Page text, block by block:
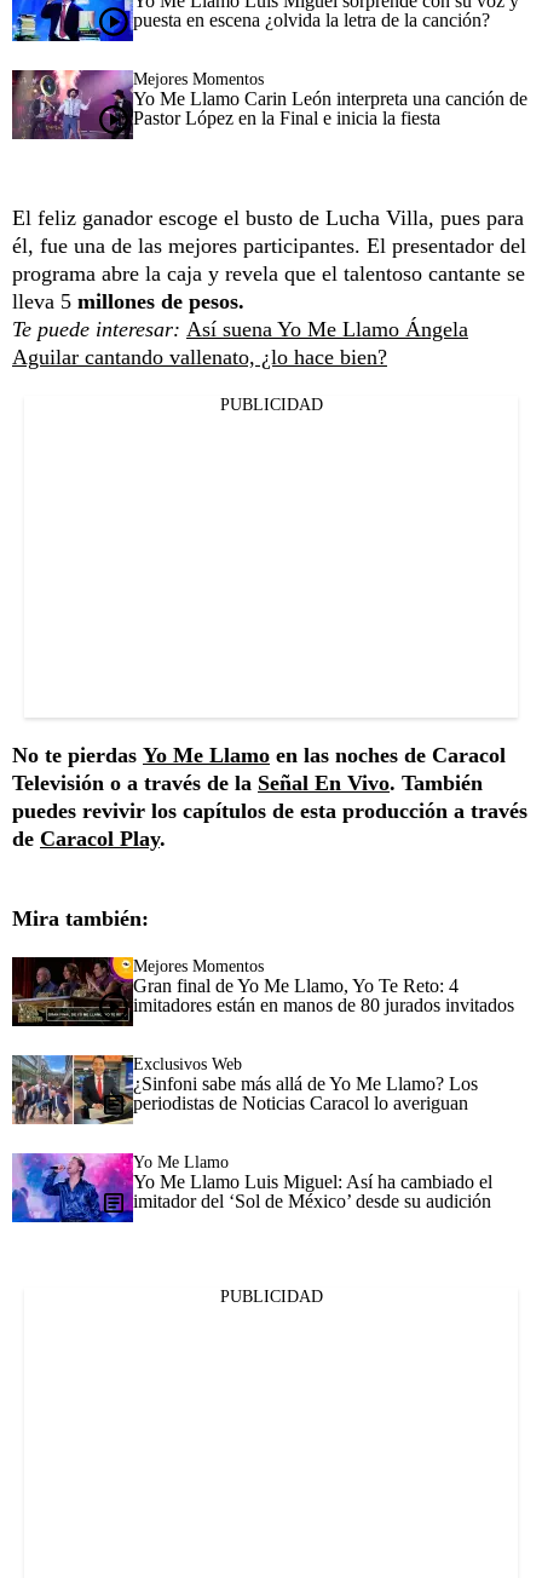
puesta en escena ¿olvida la letra de la canción?
Mejores Momentos
Yo Me Llamo Carin León interpreta una canción de
Pastor López en la Final e inicia la fiesta
El feliz ganador escoge el busto de Lucha Villa, pues para
él, fue una de las mejores participantes. El presentador del
programa abre la caja y revela que el talentoso cantante se
lleva 5 millones de pesos.
Te puede interesar: Así suena Yo Me Llamo Ángela
Aguilar cantando vallenato, ¿lo hace bien?
PUBLICIDAD
No te pierdas Yo Me Llamo en las noches de Caracol
Televisión o a través de la Señal En Vivo. También
puedes revivir los capítulos de esta producción a través
de Caracol Play.
Mira también:
Mejores Momentos
Gran final de Yo Me Llamo, Yo Te Reto: 4
imitadores están en manos de 80 jurados invitados
Exclusivos Web
¿Sinfoni sabe más allá de Yo Me Llamo? Los
periodistas de Noticias Caracol lo averiguan
Yo Me Llamo
Yo Me Llamo Luis Miguel: Así ha cambiado el
imitador del ‘Sol de México’ desde su audición
PUBLICIDAD